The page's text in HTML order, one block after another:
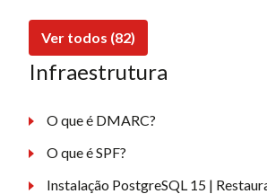
Ver todos (82)
Infraestrutura
O que é DMARC?
O que é SPF?
Instalação PostgreSQL 15 |